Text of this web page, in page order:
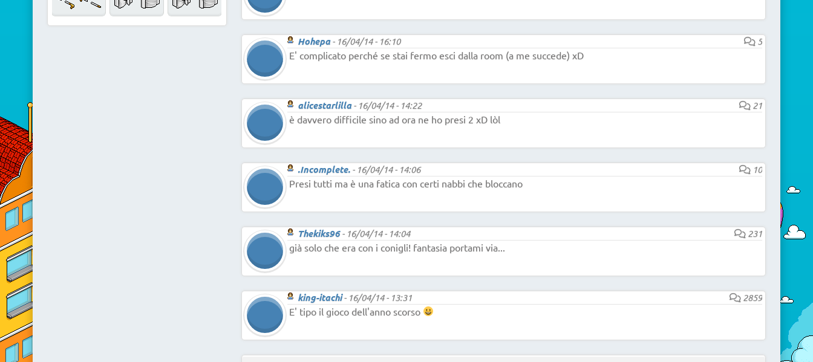
Hohepa- 16/04/14 - 16:10
5
E' complicato perché se stai fermo esci dalla room (a me succede) xD
alicestarlilla- 16/04/14 - 14:22
21
è davvero difficile sino ad ora ne ho presi 2 xD lòl
.Incomplete.- 16/04/14 - 14:06
10
Presi tutti ma è una fatica con certi nabbi che bloccano
Thekiks96- 16/04/14 - 14:04
231
già solo che era con i conigli! fantasia portami via...
king-itachi- 16/04/14 - 13:31
2859
E' tipo il gioco dell'anno scorso